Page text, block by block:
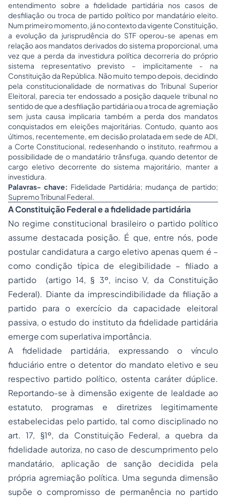
entendimento sobre a fidelidade partidária nos casos de
desfiliação ou troca de partido político por mandatário eleito.
Num primeiro momento, já no contexto da vigente Constituição,
a evolução da jurisprudência do STF operou-se apenas em
relação aos mandatos derivados do sistema proporcional, uma
vez que a perda da investidura política decorreria do próprio
sistema representativo previsto – implicitamente - na
Constituição da República. Não muito tempo depois, decidindo
pela constitucionalidade de normativas do Tribunal Superior
Eleitoral, parecia ter endossado a posição daquele tribunal no
sentido de que a desfiliação partidária ou a troca de agremiação
sem justa causa implicaria também a perda dos mandatos
conquistados em eleições majoritárias. Contudo, quanto aos
últimos, recentemente, em decisão prolatada em sede de ADI,
a Corte Constitucional, redesenhando o instituto, reafirmou a
possibilidade de o mandatário trânsfuga, quando detentor de
cargo eletivo decorrente do sistema majoritário, manter a
investidura.
Palavras- chave: Fidelidade Partidária; mudança de partido;
Supremo Tribunal Federal.
A Constituição Federal e a fidelidade partidária
No regime constitucional brasileiro o partido político
assume destacada posição. É que, entre nós, pode
postular candidatura a cargo eletivo apenas quem é –
como condição típica de elegibilidade – filiado a
partido (artigo 14, § 3º, inciso V, da Constituição
Federal). Diante da imprescindibilidade da filiaçãoa
partido para o exercício da capacidade eleitoral
passiva, o estudo do instituto da fidelidade partidária
emerge com superlativa importância.
A fidelidade partidária, expressando o vínculo
fiduciário entre o detentor do mandato eletivo e seu
respectivo partido político, ostenta caráter dúplice.
Reportando-se à dimensão exigente de lealdade ao
estatuto, programas e diretrizes legitimamente
estabelecidas pelo partido, tal como disciplinado no
art. 17, §1º, da Constituição Federal, a quebra da
fidelidade autoriza, no caso de descumprimento pelo
mandatário, aplicação de sanção decidida pela
própria agremiação política. Uma segunda dimensão
supõe o compromisso de permanência no partido